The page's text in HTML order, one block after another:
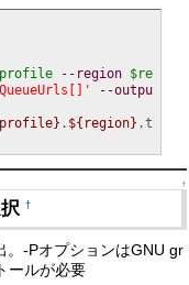
--region $re
--outpu
. ${region} .t
↑
択†
。-PオプションはGNU gr
ールが必要